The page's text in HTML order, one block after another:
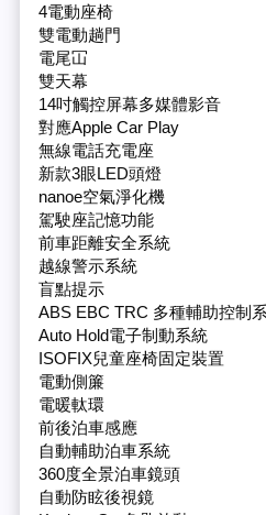
4電動座椅
雙電動趟門
電尾冚
雙天幕
14吋觸控屏幕多媒體影音
對應Apple Car Play
無線電話充電座
新款3眼LED頭燈
nanoe空氣淨化機
駕駛座記憶功能
前車距離安全系統
越線警示系統
盲點提示
ABS EBC TRC 多種輔助控制
Auto Hold電子制動系統
ISOFIX兒童座椅固定裝置
電動側簾
電暖軚環
前後泊車感應
自動輔助泊車系統
360度全景泊車鏡頭
自動防眩後視鏡